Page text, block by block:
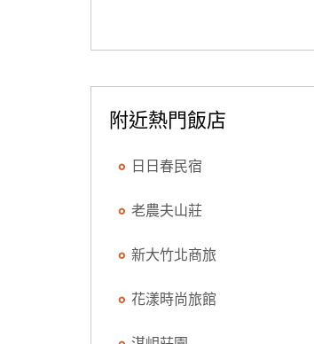
附近熱門飯店
日日春民宿
老農夫山莊
新大竹北商旅
花漾時尚旅館